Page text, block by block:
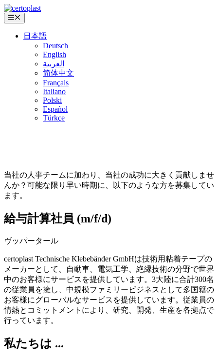
コ
ン
メ
ュ日本語
Deutsch
English
العربية
简体中文
Français
Italiano
Polski
Español
Türkçe
当社の人事チームに加わり、当社の成功に大きく貢献しませ
んか？可能な限り早い時期に、以下のような方を募集してい
ます。
給与計算社員 (m/f/d)
ヴッパータール
certoplast Technische Klebebänder GmbHは技術用粘着テープの
メーカーとして、自動車、電気工学、絶縁技術の分野で世界
中のお客様にサービスを提供しています。3大陸に合計300名
の従業員を擁し、中規模ファミリービジネスとして多国籍の
お客様にグローバルなサービスを提供しています。従業員の
情熱とコミットメントにより、研究、開発、生産を各拠点で
行っています。
私たちは ...